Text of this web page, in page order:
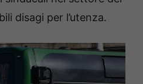
disagi per l’utenza.